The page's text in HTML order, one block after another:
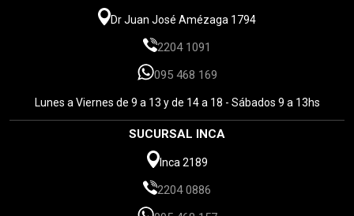
Dr Juan José Amézaga 1794
2204 1091
095 468 169
Lunes a Viernes de 9 a 13 y de 14 a 18 - Sábados 9 a 13hs
SUCURSAL INCA
Inca 2189
2204 0886